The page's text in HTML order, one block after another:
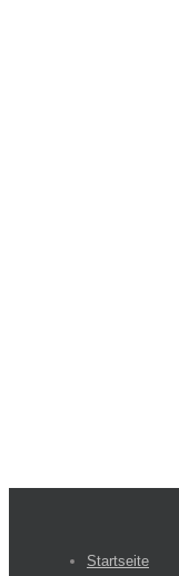
Startseite